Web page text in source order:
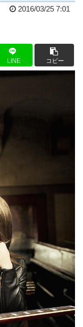
2016/03/25 7:01
LINE コピー